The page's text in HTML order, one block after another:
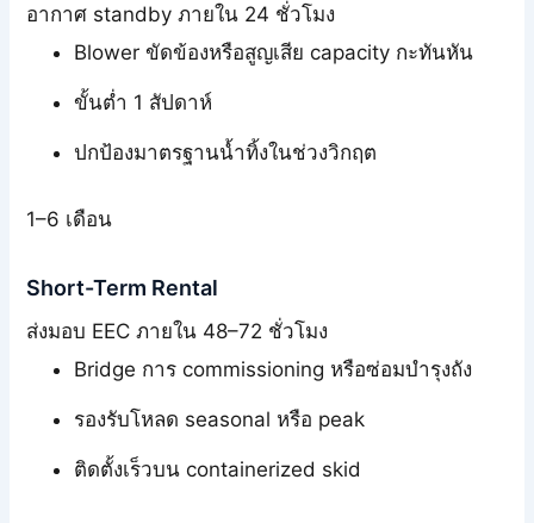
อากาศ standby ภายใน 24 ชั่วโมง
Blower ขัดข้องหรือสูญเสีย capacity กะทันหัน
ขั้นต่ำ 1 สัปดาห์
ปกป้องมาตรฐานน้ำทิ้งในช่วงวิกฤต
1–6 เดือน
Short-Term Rental
ส่งมอบ EEC ภายใน 48–72 ชั่วโมง
Bridge การ commissioning หรือซ่อมบำรุงถัง
รองรับโหลด seasonal หรือ peak
ติดตั้งเร็วบน containerized skid